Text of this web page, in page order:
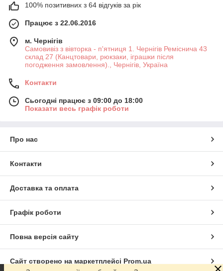
100% позитивних з 64 відгуків за рік
Працює з 22.06.2016
м. Чернігів
Самовивіз з вівторка - п'ятниця 1. Чернігів Реміснича 43
склад 27 (Канцтовари, рюкзаки, іграшки після
погодження замовлення)., Чернігів, Україна
Контакти
Сьогодні працює з 09:00 до 18:00
Показати весь графік роботи
Про нас
Контакти
Доставка та оплата
Графік роботи
Повна версія сайту
Сайт створено на маркетплейсі Prom.ua